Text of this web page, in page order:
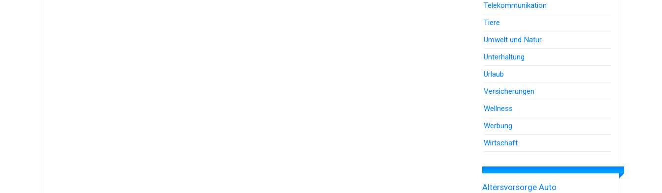
Telekommunikation
Tiere
Umwelt und Natur
Unterhaltung
Urlaub
Versicherungen
Wellness
Werbung
Wirtschaft
Altersvorsorge Auto